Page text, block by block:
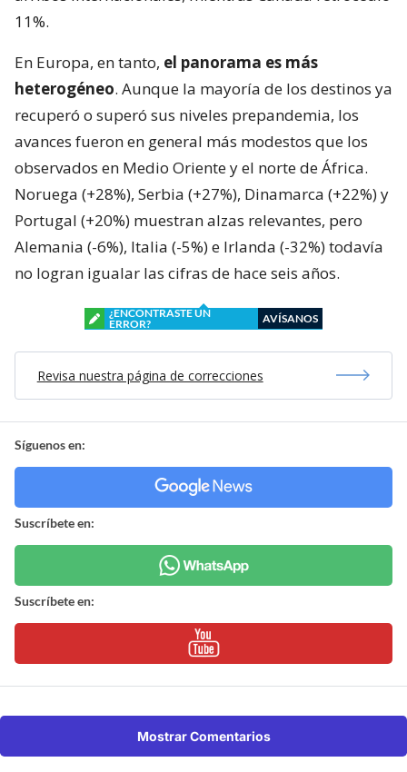
11%.
En Europa, en tanto, el panorama es más
heterogéneo. Aunque la mayoría de los destinos ya
recuperó o superó sus niveles prepandemia, los
avances fueron en general más modestos que los
observados en Medio Oriente y el norte de África.
Noruega (+28%), Serbia (+27%), Dinamarca (+22%) y
Portugal (+20%) muestran alzas relevantes, pero
Alemania (-6%), Italia (-5%) e Irlanda (-32%) todavía
no logran igualar las cifras de hace seis años.
¿ENCONTRASTE UN
ERROR?
AVÍSANOS
Revisa nuestra página de correcciones
Síguenos en:
Suscríbete en:
Suscríbete en:
Mostrar Comentarios